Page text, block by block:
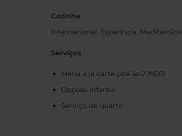
Cozinha
Internacional, Espanhola,
Serviços
Menu à la carte (até às 22h00)
Opções infantis
Serviço de quarto
Código Promocional